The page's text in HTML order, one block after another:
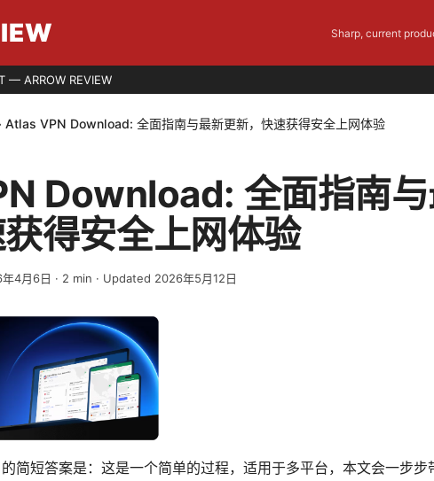
Sharp, current
— ARROW REVIEW
Atlas VPN Download: 全面指南与最新更新，快速获得安全上网体验
Download: 全面指南
得安全上网体验
4月6日 · 2 min · Updated 2026年5月12日
简短答案是：这是一个简单的过程，适用于多平台，本文会一步步